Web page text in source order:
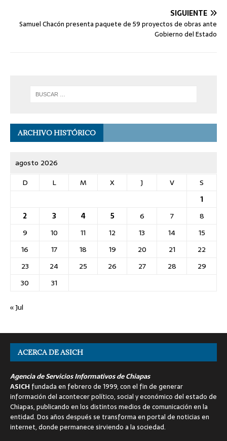
SIGUIENTE
Samuel Chacón presenta paquete de 59 proyectos de obras ante
Gobierno del Estado
ARCHIVO HISTÓRICO
agosto 2026
D
L M X J V
S
1
2
3 4 5 6 7
8
9
10 11 12 13 14
15
16
17 18 19 20 21
22
23
24 25 26 27 28
29
30
31
« Jul
ACERCA DE ASICH
Agencia de Servicios Informativos de Chiapas
ASICH fundada en febrero de 1999, con el fin de generar
información del acontecer político, social y económico del estado de
Chiapas, publicando en los distintos medios de comunicación en la
entidad. Dos años después se transforma en portal de noticias en
internet, donde permanece sirviendo a la sociedad.